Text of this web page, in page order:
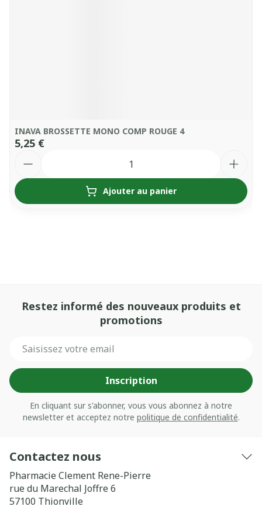
INAVA BROSSETTE MONO COMP ROUGE 4
5,25 €
Ajouter au panier
Restez informé des nouveaux produits et
promotions
Inscription
En cliquant sur s'abonner, vous vous abonnez à notre
newsletter et acceptez notre politique de confidentialité.
Contactez nous
Pharmacie Clement Rene-Pierre
rue du Marechal Joffre 6
57100 Thionville